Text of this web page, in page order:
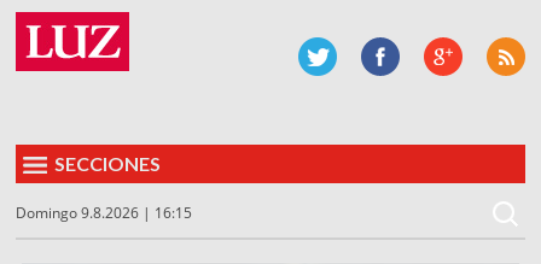
SECCIONES
Domingo 9.8.2026 | 16:15